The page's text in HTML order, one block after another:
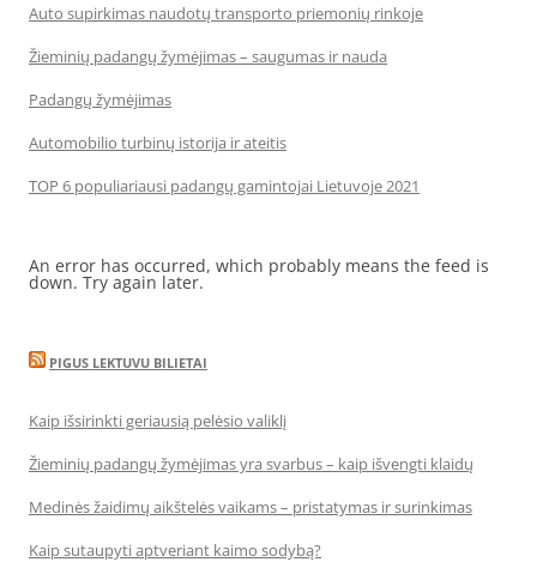
Auto supirkimas naudotų transporto priemonių rinkoje
Žieminių padangų žymėjimas – saugumas ir nauda
Padangų žymėjimas
Automobilio turbinų istorija ir ateitis
TOP 6 populiariausi padangų gamintojai Lietuvoje 2021
An error has occurred, which probably means the feed is
down. Try again later.
PIGUS LEKTUVU BILIETAI
Kaip išsirinkti geriausią pelėsio valiklį
Žieminių padangų žymėjimas yra svarbus – kaip išvengti klaidų
Medinės žaidimų aikštelės vaikams – pristatymas ir surinkimas
Kaip sutaupyti aptveriant kaimo sodybą?